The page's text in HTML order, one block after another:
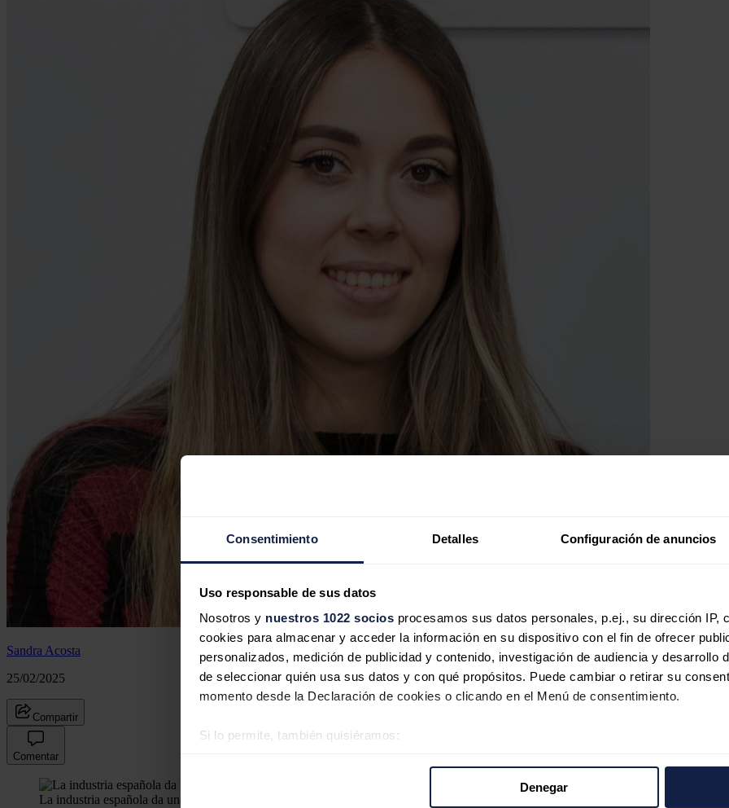
Consentimiento Detalles Configuración de anuncios
Uso responsable de sus datos
Nosotros y nuestros 1022 socios procesamos sus datos personales, p.ej., su dirección IP,
cookies para almacenar y acceder la información en su dispositivo con el fin de ofrecer
personalizados, medición de publicidad y contenido, investigación de audiencia y desarrollo
de seleccionar quién usa sus datos y con qué propósitos. Puede cambiar o retirar su
momento desde la Declaración de cookies o clicando en el Menú de consentimiento.
Si lo permite, también quisiéramos:
Denegar
Sandra Acosta
25/02/2025
Compartir
Comentar
La industria española da una segunda vida a la termosolar en España